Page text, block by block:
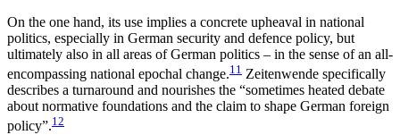
On the one hand, its use implies a concrete upheaval in national
politics, especially in German secu­rity and defence policy, but
ultimately also in all areas of German politics – in the sense of an all-
en­compassing national epochal change.11 Zeitenwende specifically
describes a turnaround and nourishes the “sometimes heated debate
about normative foundations and the claim to shape German foreign
policy”.12